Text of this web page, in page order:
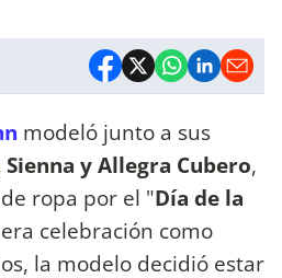
modeló junto a sus
Sienna y Allegra Cubero,
ropa por el "Día de la
celebración como
la modelo decidió estar